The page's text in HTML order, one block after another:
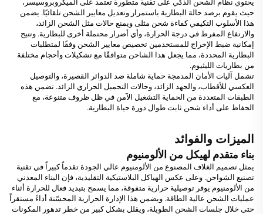
يحتوي نظام الشحن الذكي على تقنية متطورة تعتمد على الميكروبروسيسر،
حيث يقوم برصد حالة البطارية باستمرار وتعديل معايير الشحن تلقائيًا. يضمن
هذا الأسلوب التكيفي كفاءة شحن مثلى ويمنع حالات مثل الشحن الزائد،
والارتفاع المفرط في درجة الحرارة، وأي أضرار محتملة أخرى للبطارية. وتتيح
إمكانية ضبط الإخراج للمستخدمين تخصيص معايير الشحن وفقًا لمتطلبات
البطارية المحددة، مما يجعل هذا الشاحن متوافقًا مع تشكيلات وأحجام مختلفة
من بطاريات الليثيوم.
تشمل آليات الأمان المدمجة حماية شاملة ضد الدوائر القصيرة، والتوصيل
العكسي للأقطاب، والجهد الزائد، وحالات التحميل الحراري الزائد. تضمن هذه
الطبقات المتعددة من الحماية التشغيل الآمن في ظل ظروف متنوعة، مع
الحفاظ على أداء شحن ثابت طوال دورة حياة البطارية.
الميزات والفوائد
بناء متقدم لهيكل من الألومنيوم
يمثل تصميم الغلاف المصنوع من الألومنيوم عالي الجودة تقدماً كبيراً في تقنية
تصنيع الشواحن. وعلى عكس الهياكل البلاستيكية التقليدية، فإن البناء المعدني
من الألومنيوم يوفر توصيلية حرارية متفوقة، مما يسمح بتبديد فعال للحرارة أثناء
عمليات الشحن عالية الطاقة. ويضمن هذا الإدارة الحرارية المحسّنة أداءً مستقراً
حتى خلال جلسات الشحن الطويلة، ويقلل بشكل كبير من خطر تدهور المكونات